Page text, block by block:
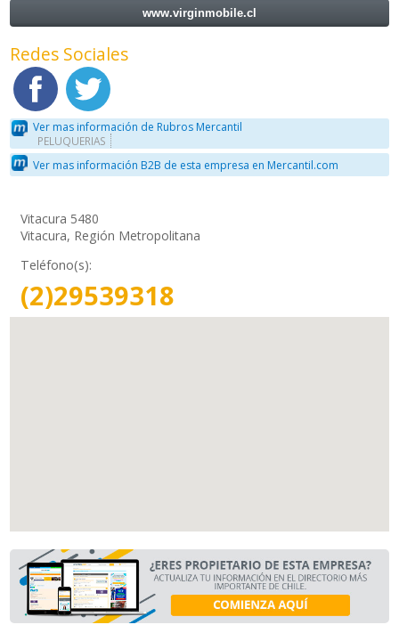
www.virginmobile.cl
Redes Sociales
Ver mas información de Rubros Mercantil
PELUQUERIAS
Ver mas información B2B de esta empresa en Mercantil.com
Vitacura 5480
Vitacura, Región Metropolitana
Teléfono(s):
(2)29539318